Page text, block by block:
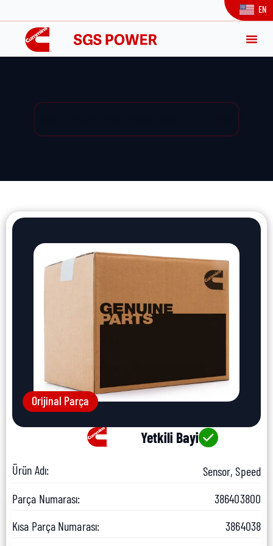
EN
Orijinal Parça
Yetkili Bayi
Ürün Adı:
Sensor, Speed
Parça Numarası:
386403800
Kısa Parça Numarası:
3864038